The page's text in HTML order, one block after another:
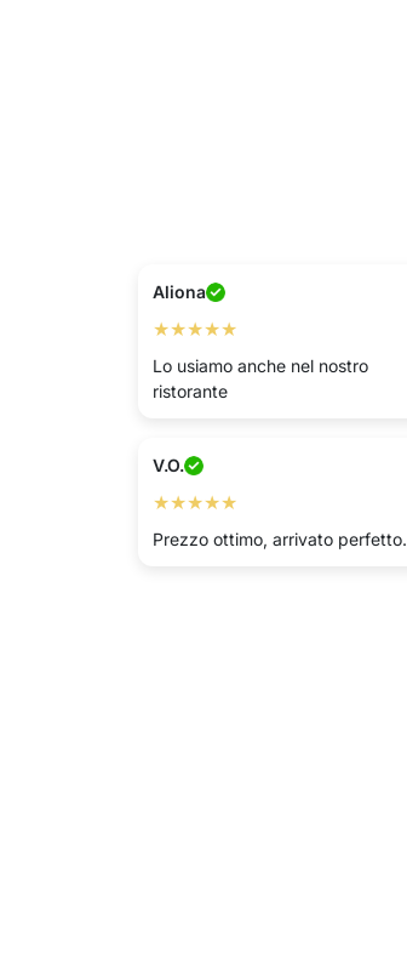
Aliona
★★★★★
Lo usiamo anche nel nostro
ristorante
V.O.
★★★★★
Prezzo ottimo, arrivato perfetto.